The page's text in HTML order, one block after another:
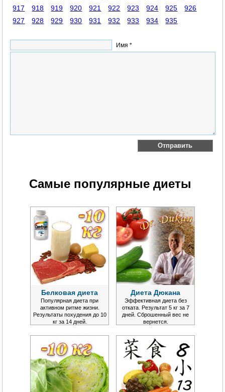
917
918 919 920 921 922 923 924 925
926
927
928 929 930 931 932 933 934 935
Имя *
Самые популярные диеты
Белковая диета
Популярная диета при
активном ритме жизни.
Результаты похудения до 10
кг за 14 дней.
Диета Дюкана
Эффективная диета без
отката. Результат 5 кг за 7
дней. Сброшенный вес не
вернется.